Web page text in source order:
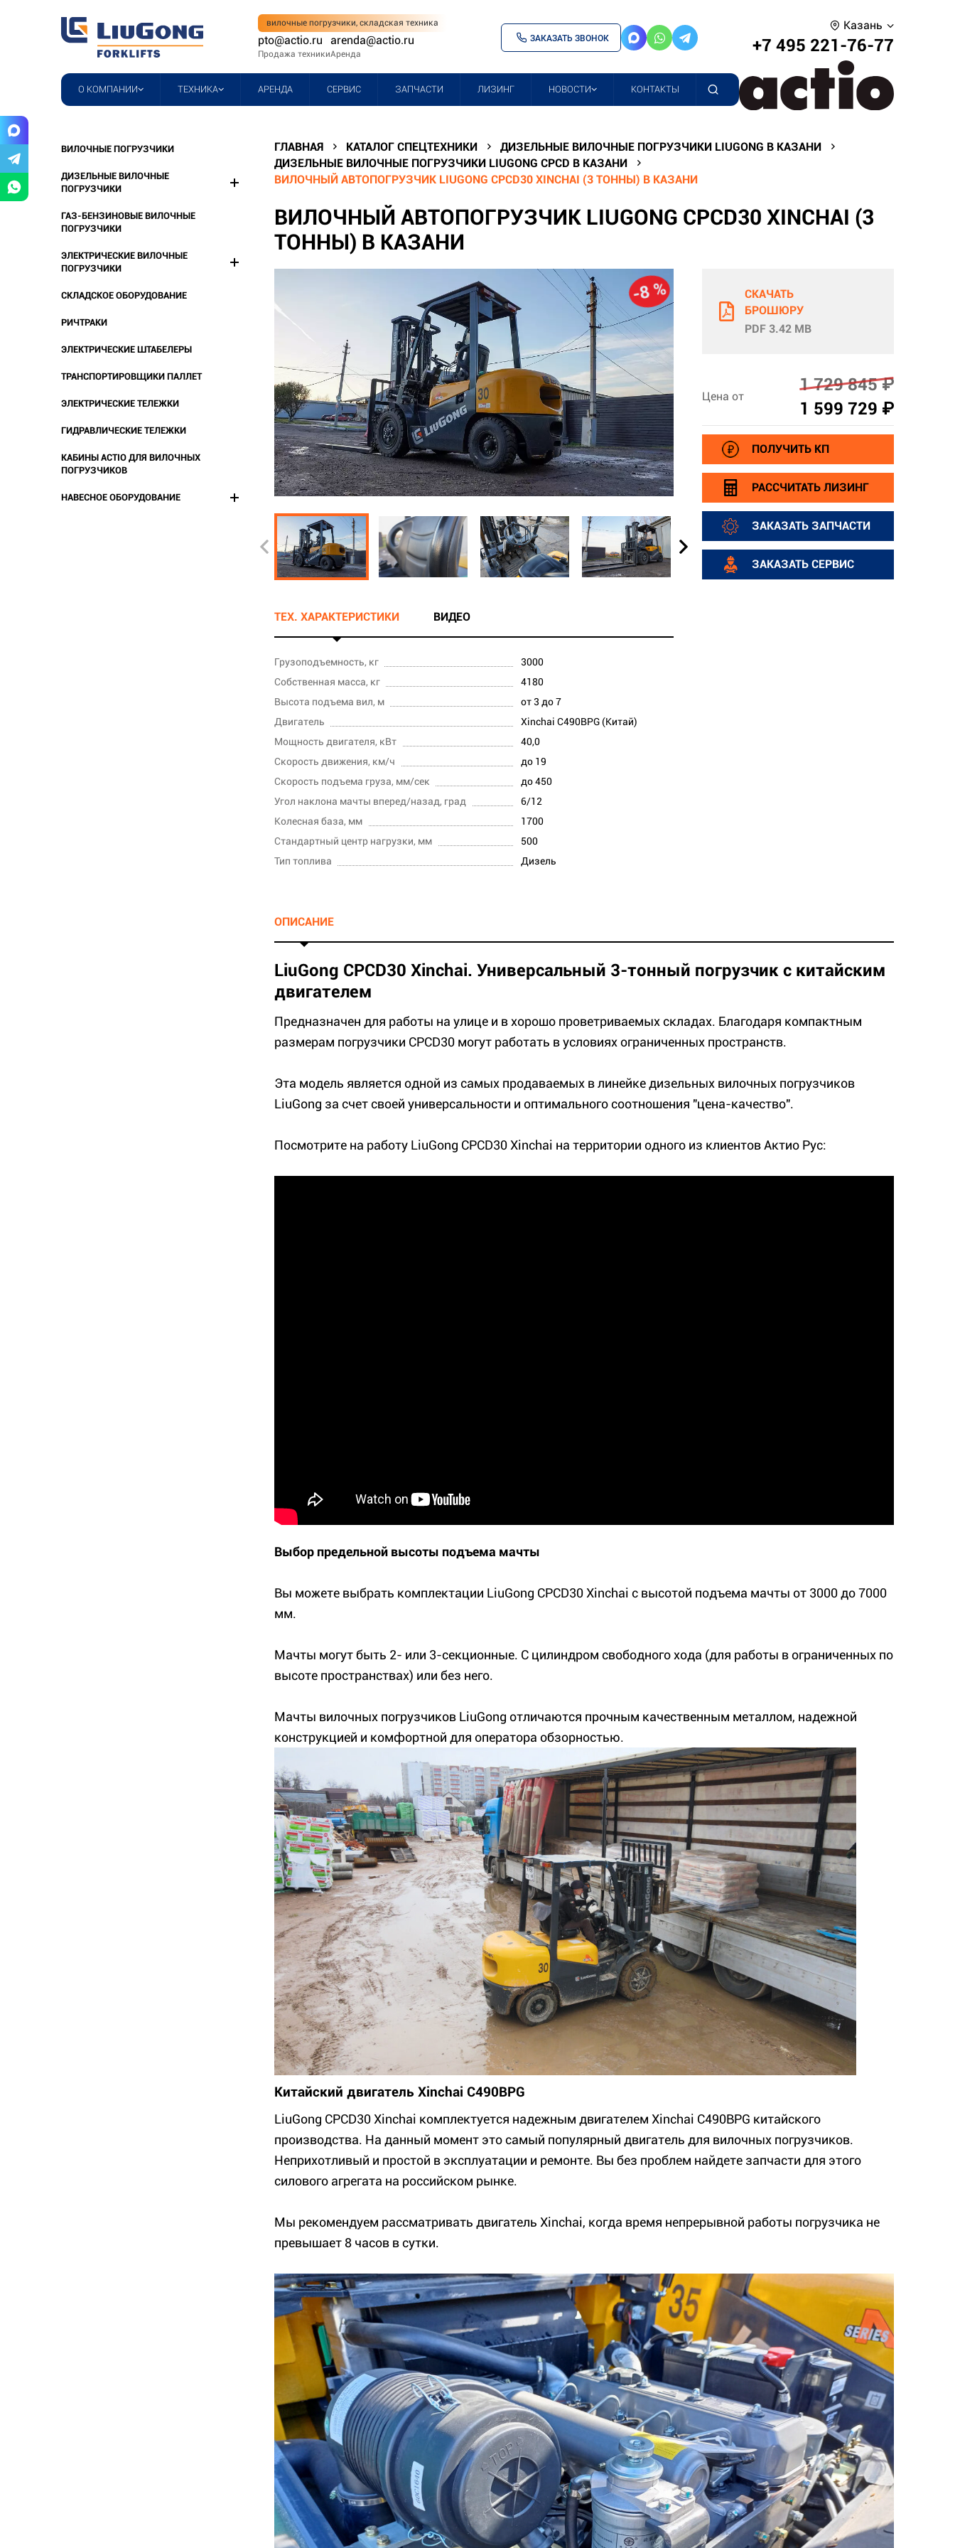
вилочные погрузчики, складская техника
pto@actio.ru
Продажа техники
arenda@actio.ru
Аренда
ЗАКАЗАТЬ ЗВОНОК
Казань
+7 495 221-76-77
О КОМПАНИИ ТЕХНИКА АРЕНДА СЕРВИС ЗАПЧАСТИ ЛИЗИНГ НОВОСТИ КОНТАКТЫ
ВИЛОЧНЫЕ ПОГРУЗЧИКИ
ДИЗЕЛЬНЫЕ ВИЛОЧНЫЕ
ПОГРУЗЧИКИ
ГАЗ-БЕНЗИНОВЫЕ ВИЛОЧНЫЕ
ПОГРУЗЧИКИ
ЭЛЕКТРИЧЕСКИЕ ВИЛОЧНЫЕ
ПОГРУЗЧИКИ
СКЛАДСКОЕ ОБОРУДОВАНИЕ
РИЧТРАКИ
ЭЛЕКТРИЧЕСКИЕ ШТАБЕЛЕРЫ
ТРАНСПОРТИРОВЩИКИ ПАЛЛЕТ
ЭЛЕКТРИЧЕСКИЕ ТЕЛЕЖКИ
ГИДРАВЛИЧЕСКИЕ ТЕЛЕЖКИ
КАБИНЫ ACTIO ДЛЯ ВИЛОЧНЫХ
ПОГРУЗЧИКОВ
НАВЕСНОЕ ОБОРУДОВАНИЕ
ГЛАВНАЯ КАТАЛОГ СПЕЦТЕХНИКИ
ДИЗЕЛЬНЫЕ ВИЛОЧНЫЕ ПОГРУЗЧИКИ LIUGONG В КАЗАНИ
ДИЗЕЛЬНЫЕ ВИЛОЧНЫЕ ПОГРУЗЧИКИ LIUGONG CPCD В КАЗАНИ
ВИЛОЧНЫЙ АВТОПОГРУЗЧИК LIUGONG CPCD30 XINCHAI (3 ТОННЫ) В КАЗАНИ
ВИЛОЧНЫЙ АВТОПОГРУЗЧИК LIUGONG CPCD30 XINCHAI (3
ТОННЫ) В КАЗАНИ
-8 %
ТЕХ. ХАРАКТЕРИСТИКИ ВИДЕО
Грузоподъемность, кг
3000
Собственная масса, кг
4180
Высота подъема вил, м
от 3 до 7
Двигатель
Xinchai C490BPG (Китай)
Мощность двигателя, кВт
40,0
Скорость движения, км/ч
до 19
Скорость подъема груза, мм/сек
до 450
Угол наклона мачты вперед/назад, град
6/12
Колесная база, мм
1700
Стандартный центр нагрузки, мм
500
Тип топлива
Дизель
СКАЧАТЬ
БРОШЮРУ
PDF 3.42 MB
Цена от
1 729 845 ₽
1 599 729 ₽
ПОЛУЧИТЬ КП
РАССЧИТАТЬ ЛИЗИНГ
ЗАКАЗАТЬ ЗАПЧАСТИ
ЗАКАЗАТЬ СЕРВИС
ОПИСАНИЕ
LiuGong CPCD30 Xinchai. Универсальный 3-тонный погрузчик с китайским
двигателем
Предназначен для работы на улице и в хорошо проветриваемых складах. Благодаря компактным
размерам погрузчики CPCD30 могут работать в условиях ограниченных пространств.
Эта модель является одной из самых продаваемых в линейке дизельных вилочных погрузчиков
LiuGong за счет своей универсальности и оптимального соотношения "цена-качество".
Посмотрите на работу LiuGong CPCD30 Xinchai на территории одного из клиентов Актио Рус:
Выбор предельной высоты подъема мачты
Вы можете выбрать комплектации LiuGong CPCD30 Xinchai с высотой подъема мачты от 3000 до 7000
мм.
Мачты могут быть 2- или 3-секционные. С цилиндром свободного хода (для работы в ограниченных по
высоте пространствах) или без него.
Мачты вилочных погрузчиков LiuGong отличаются прочным качественным металлом, надежной
конструкцией и комфортной для оператора обзорностью.
Китайский двигатель Xinchai C490BPG
LiuGong CPCD30 Xinchai комплектуется надежным двигателем Xinchai C490BPG китайского
производства. На данный момент это самый популярный двигатель для вилочных погрузчиков.
Неприхотливый и простой в эксплуатации и ремонте. Вы без проблем найдете запчасти для этого
силового агрегата на российском рынке.
Мы рекомендуем рассматривать двигатель Xinchai, когда время непрерывной работы погрузчика не
превышает 8 часов в сутки.